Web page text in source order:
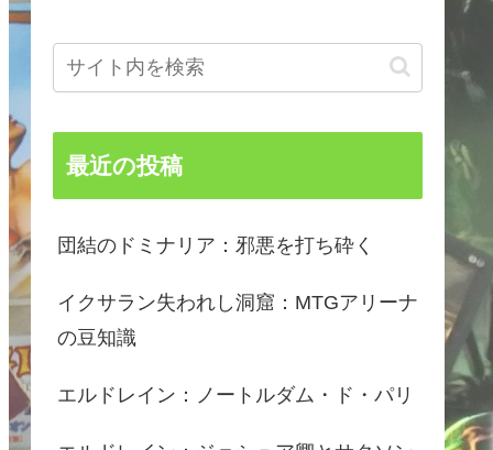
最近の投稿
団結のドミナリア：邪悪を打ち砕く
イクサラン失われし洞窟：MTGアリーナ
の豆知識
エルドレイン：ノートルダム・ド・パリ